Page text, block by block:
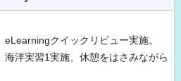
クイックリビュー実施。
洋実習1実施、休憩をはさみながら